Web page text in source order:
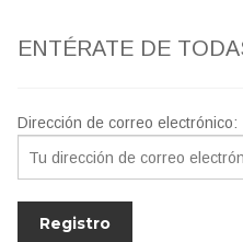
ENTÉRATE DE
Dirección de correo electrónico: